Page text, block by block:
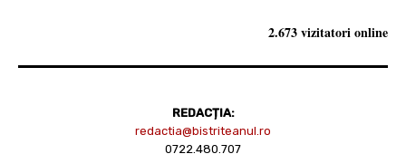
2.673 vizitatori online
REDACȚIA:
redactia@bistriteanul.ro
0722.480.707